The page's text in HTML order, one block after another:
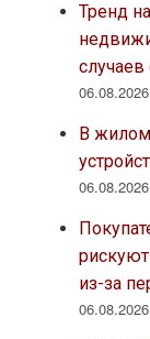
Тренд
случаев
06.08.2026
В
06.08.2026
из-за
06.08.2026